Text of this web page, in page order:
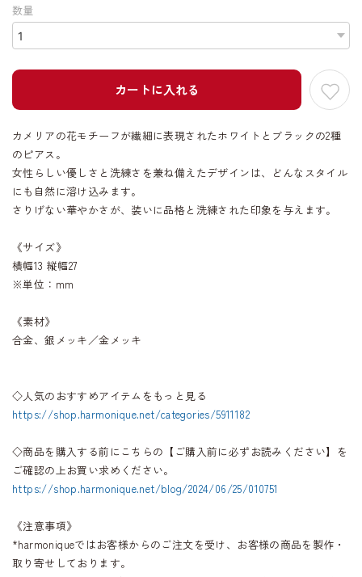
数量
カートに入れる
カメリアの花モチーフが繊細に表現されたホワイトとブラックの2種
のピアス。
女性らしい優しさと洗練さを兼ね備えたデザインは、どんなスタイル
にも自然に溶け込みます。
さりげない華やかさが、装いに品格と洗練された印象を与えます。
《サイズ》
横幅13 縦幅27
※単位：mm
《素材》
合金、銀メッキ／金メッキ
◇人気のおすすめアイテムをもっと見る
https://shop.harmonique.net/categories/5911182
◇商品を購入する前にこちらの【ご購入前に必ずお読みください】を
ご確認の上お買い求めください。
https://shop.harmonique.net/blog/2024/06/25/010751
《注意事項》
*harmoniqueではお客様からのご注文を受け、お客様の商品を製作・
取り寄せしております。